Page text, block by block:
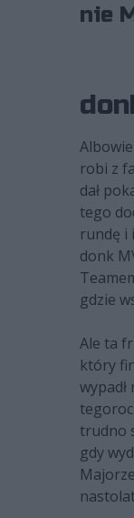
nie
robi z
dał
tego
rundę i
donk
gdzie
Ale ta
który
trudno
gdy